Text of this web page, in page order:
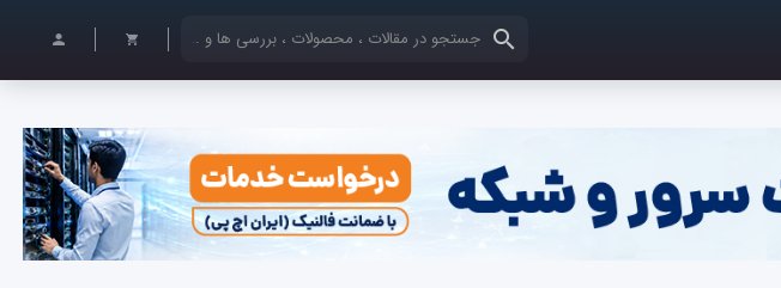
کلمات کلیدی خود را وارد کنید